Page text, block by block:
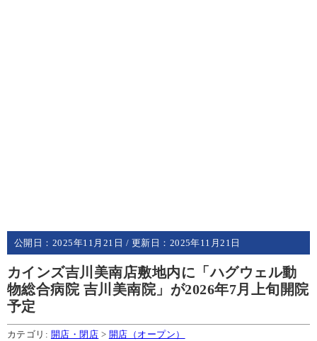
公開日： 2025年11月21日 / 更新日： 2025年11月21日
カインズ吉川美南店敷地内に「ハグウェル動
物総合病院 吉川美南院」が2026年7月上旬開院
予定
カテゴリ: 開店・閉店 > 開店（オープン）